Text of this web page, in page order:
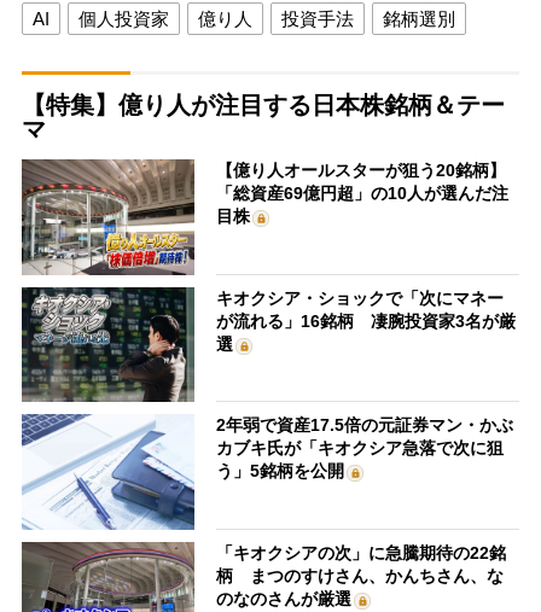
AI 個人投資家 億り人 投資手法 銘柄選別
【特集】億り人が注目する日本株銘柄＆テー
マ
【億り人オールスターが狙う20銘柄】
「総資産69億円超」の10人が選んだ注
目株
キオクシア・ショックで「次にマネー
が流れる」16銘柄 凄腕投資家3名が厳
選
2年弱で資産17.5倍の元証券マン・かぶ
カブキ氏が「キオクシア急落で次に狙
う」5銘柄を公開
「キオクシアの次」に急騰期待の22銘
柄 まつのすけさん、かんちさん、な
のなのさんが厳選